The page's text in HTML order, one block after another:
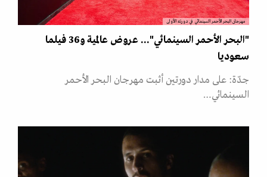
مهرجان البحر الأحمر السينمائي في دورته الأولى
"البحر الأحمر السينمائي"... عروض عالمية و36 فيلما
سعوديا
جدّة: على مدار دورتين أثبت مهرجان البحر الأحمر
السينمائي…